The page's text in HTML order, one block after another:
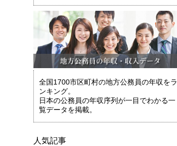
全国1700市区町村の地方公務員の年収をラ
ンキング。
日本の公務員の年収序列が一目でわかる一
覧データを掲載。
人気記事